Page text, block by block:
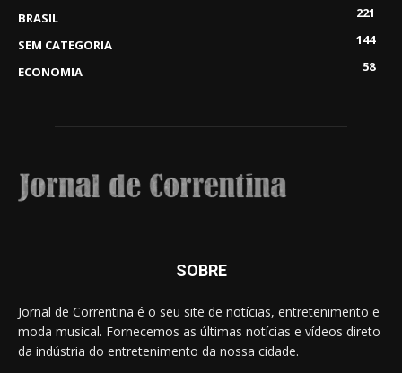
BRASIL
221
SEM CATEGORIA
144
ECONOMIA
58
SOBRE
Jornal de Correntina é o seu site de notícias, entretenimento e
moda musical. Fornecemos as últimas notícias e vídeos direto
da indústria do entretenimento da nossa cidade.